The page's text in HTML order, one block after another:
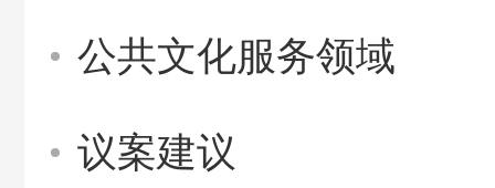
公共文化服务领域
议案建议